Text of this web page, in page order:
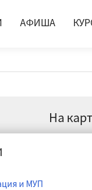
АФИША
На
и МУП